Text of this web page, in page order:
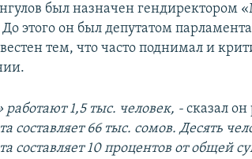
был назначен гендиректором
этого он был депутатом
тем, что часто поднимал и
1,5 тыс. человек, -сказал он
составляет 66 тыс. сомов. Десять
составляет 10 процентов от общей